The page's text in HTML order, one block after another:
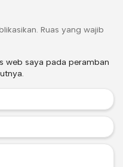
Ruas yang wajib
web saya pada peramban